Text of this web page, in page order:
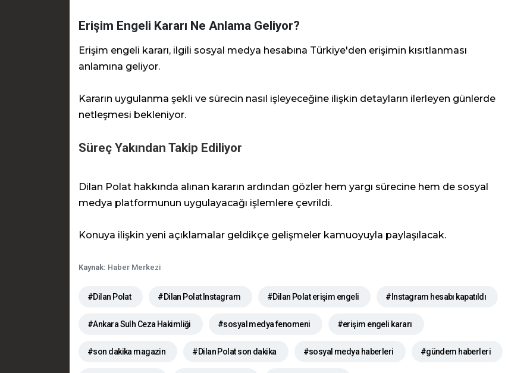
Erişim Engeli Kararı Ne Anlama Geliyor?
Erişim engeli kararı, ilgili sosyal medya hesabına Türkiye'den erişimin kısıtlanması
anlamına geliyor.
Kararın uygulanma şekli ve sürecin nasıl işleyeceğine ilişkin detayların ilerleyen günlerde
netleşmesi bekleniyor.
Süreç Yakından Takip Ediliyor
Dilan Polat hakkında alınan kararın ardından gözler hem yargı sürecine hem de sosyal
medya platformunun uygulayacağı işlemlere çevrildi.
Konuya ilişkin yeni açıklamalar geldikçe gelişmeler kamuoyuyla paylaşılacak.
Kaynak: Haber Merkezi
#Dilan Polat #Dilan Polat Instagram #Dilan Polat erişim engeli #Instagram hesabı kapatıldı
#Ankara Sulh Ceza Hakimliği #sosyal medya fenomeni #erişim engeli kararı
#son dakika magazin #Dilan Polat son dakika #sosyal medya haberleri #gündem haberleri